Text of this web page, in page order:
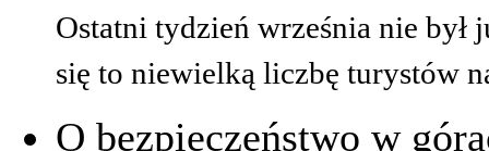
Ostatni tydzień września nie był
się to niewielką liczbę turystów
O bezpieczeństwo w